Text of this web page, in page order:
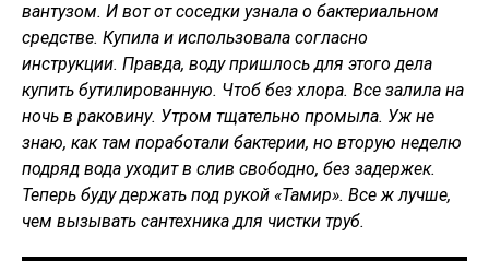
вантузом. И вот от соседки узнала о бактериальном
средстве. Купила и использовала согласно
инструкции. Правда, воду пришлось для этого дела
купить бутилированную. Чтоб без хлора. Все залила на
ночь в раковину. Утром тщательно промыла. Уж не
знаю, как там поработали бактерии, но вторую неделю
подряд вода уходит в слив свободно, без задержек.
Теперь буду держать под рукой «Тамир». Все ж лучше,
чем вызывать сантехника для чистки труб.